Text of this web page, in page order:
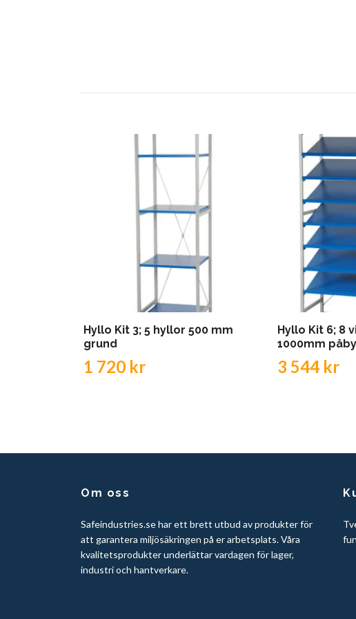
Hyllo Kit 3; 5 hyllor 500 mm
grund
1 720 kr
Hyllo Kit 6; 8
1000mm
3 544 kr
Om oss
Safeindustries.se har ett brett utbud av produkter för
att garantera miljösäkringen på er arbetsplats. Våra
kvalitetsprodukter underlättar vardagen för lager,
industri och hantverkare.